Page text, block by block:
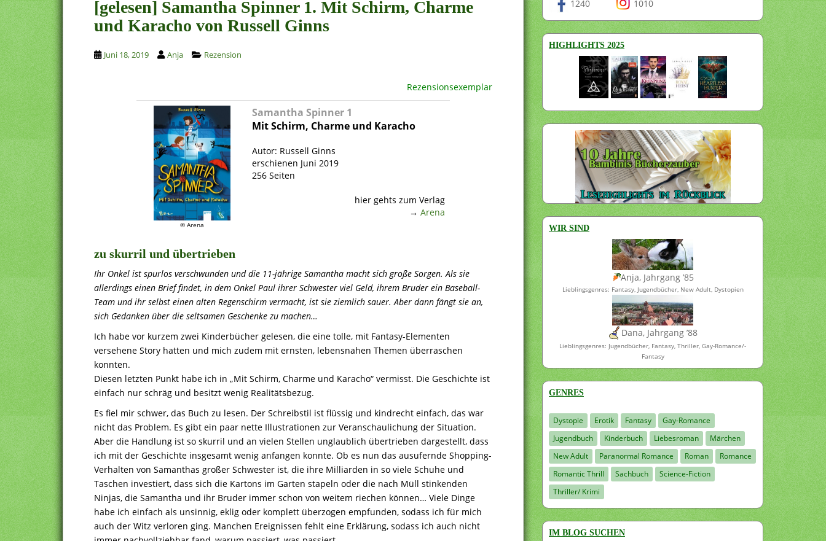
[gelesen] Samantha Spinner 1. Mit Schirm, Charme
und Karacho von Russell Ginns
Juni 18, 2019 Anja Rezension
Rezensionsexemplar
© Arena
Samantha Spinner 1
Mit Schirm, Charme und Karacho
Autor: Russell Ginns
erschienen Juni 2019
256 Seiten
hier gehts zum Verlag
→ Arena
zu skurril und übertrieben
Ihr Onkel ist spurlos verschwunden und die 11-jährige Samantha macht sich große Sorgen. Als sie
allerdings einen Brief findet, in dem Onkel Paul ihrer Schwester viel Geld, ihrem Bruder ein Baseball-
Team und ihr selbst einen alten Regenschirm vermacht, ist sie ziemlich sauer. Aber dann fängt sie an,
sich Gedanken über die seltsamen Geschenke zu machen…
Ich habe vor kurzem zwei Kinderbücher gelesen, die eine tolle, mit Fantasy-Elementen
versehene Story hatten und mich zudem mit ernsten, lebensnahen Themen überraschen
konnten.
Diesen letzten Punkt habe ich in „Mit Schirm, Charme und Karacho“ vermisst. Die Geschichte ist
einfach nur schräg und besitzt wenig Realitätsbezug.
Es fiel mir schwer, das Buch zu lesen. Der Schreibstil ist flüssig und kindrecht einfach, das war
nicht das Problem. Es gibt ein paar nette Illustrationen zur Veranschaulichung der Situation.
Aber die Handlung ist so skurril und an vielen Stellen unglaublich übertrieben dargestellt, dass
ich mit der Geschichte insgesamt wenig anfangen konnte. Ob es nun das ausufernde Shopping-
Verhalten von Samanthas großer Schwester ist, die ihre Milliarden in so viele Schuhe und
Taschen investiert, dass sich die Kartons im Garten stapeln oder die nach Müll stinkenden
Ninjas, die Samantha und ihr Bruder immer schon von weitem riechen können… Viele Dinge
habe ich einfach als unsinnig, eklig oder komplett überzogen empfunden, sodass ich für mich
auch der Witz verloren ging. Manchen Ereignissen fehlt eine Erklärung, sodass ich auch nicht
1240 1010
HIGHLIGHTS 2025
WIR SIND
Anja, Jahrgang ’85
Lieblingsgenres: Fantasy, Jugendbücher, New Adult, Dystopien
Dana, Jahrgang ’88
Lieblingsgenres: Jugendbücher, Fantasy, Thriller, Gay-Romance/-
Fantasy
GENRES
Dystopie Erotik Fantasy
Gay-Romance
Jugendbuch
Kinderbuch Liebesroman
Märchen
New Adult
Paranormal Romance Roman
Romance
Romantic Thrill
Sachbuch
Science-Fiction
Thriller/ Krimi
IM BLOG SUCHEN